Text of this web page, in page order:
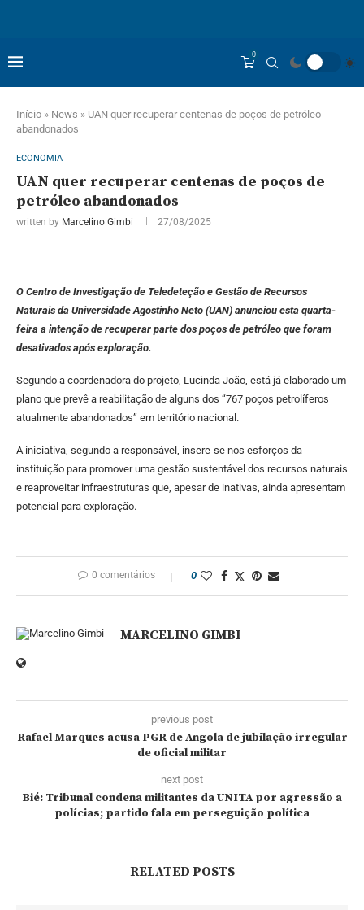
0
Início » News » UAN quer recuperar centenas de poços de petróleo
abandonados
ECONOMIA
UAN quer recuperar centenas de poços de
petróleo abandonados
written by Marcelino Gimbi 27/08/2025
O Centro de Investigação de Teledeteção e Gestão de Recursos
Naturais da Universidade Agostinho Neto (UAN) anunciou esta quarta-
feira a intenção de recuperar parte dos poços de petróleo que foram
desativados após exploração.
Segundo a coordenadora do projeto, Lucinda João, está já elaborado um
plano que prevê a reabilitação de alguns dos “767 poços petrolíferos
atualmente abandonados” em território nacional.
A iniciativa, segundo a responsável, insere-se nos esforços da
instituição para promover uma gestão sustentável dos recursos naturais
e reaproveitar infraestruturas que, apesar de inativas, ainda apresentam
potencial para exploração.
0 comentários 0
MARCELINO GIMBI
previous post
Rafael Marques acusa PGR de Angola de jubilação irregular
de oficial militar
next post
Bié: Tribunal condena militantes da UNITA por agressão a
polícias; partido fala em perseguição política
RELATED POSTS